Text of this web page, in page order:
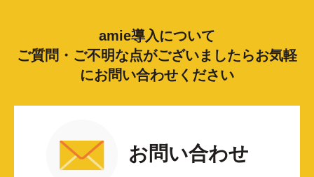
amie導入について
ご質問・ご不明な点がございましたらお気軽
にお問い合わせください
お問い合わせ